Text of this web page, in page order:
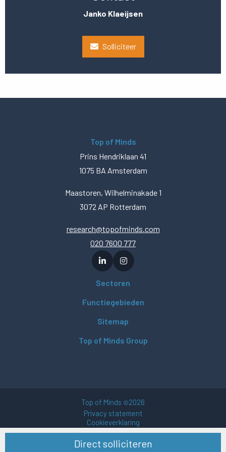
Janko Klaeijsen
Solliciteer
Direct solliciteren
Top of Minds
Prins Hendriklaan 41
1075 BA Amsterdam
Maastoren, Wilhelminakade 1
3072 AP Rotterdam
research@topofminds.com
020 7600 777
Sectoren
Functiegebieden
Sitemap
Top of Minds Group
Top of Minds ©2026
Privacy statement
Cookieverklaring
Gebruikersvoorwaarden